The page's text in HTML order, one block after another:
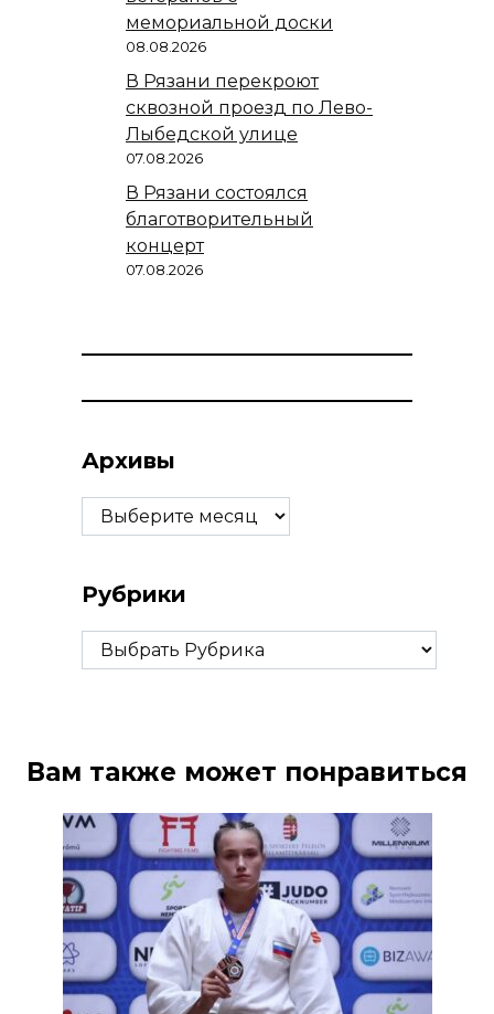
мемориальной доски
08.08.2026
В Рязани перекроют
сквозной проезд по Лево-
Лыбедской улице
07.08.2026
В Рязани состоялся
благотворительный
концерт
07.08.2026
Архивы
Архивы
Рубрики
Рубрики
Вам также может понравиться